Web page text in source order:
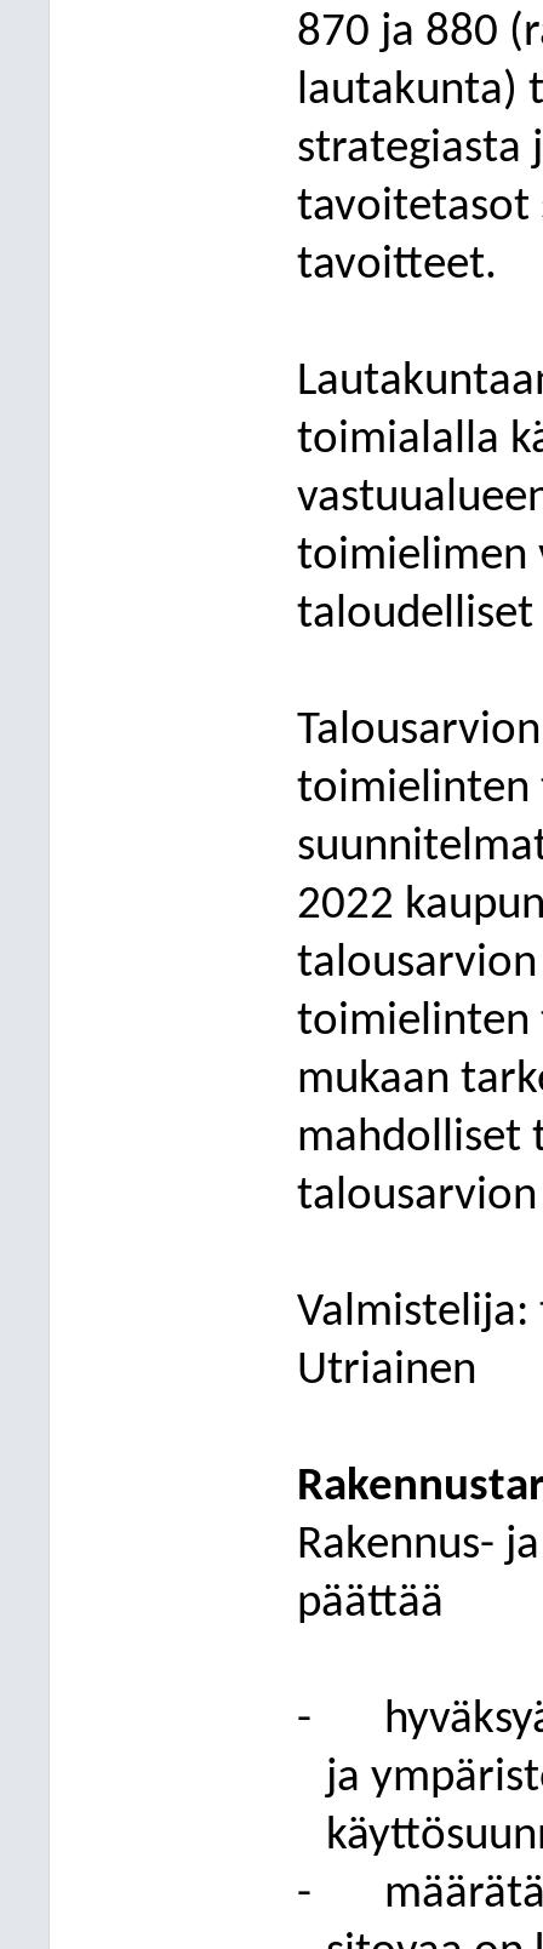
870 ja 880
lautakunta)
strategiasta
tavoitetasot
tavoitteet.
toimialalla
toimielimen
toimielinten
2022
toimielinten
mukaan
mahdolliset
Valmistelija:
Utriainen
Rakennus-
päättää
-
ja
-